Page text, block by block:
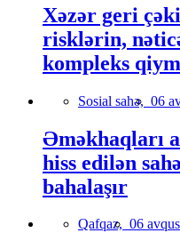
Xəzər geri
risklərin,
kompleks
Sosial sahə, 06
Əməkhaqları
hiss edilən
bahalaşır
Qafqaz, 06